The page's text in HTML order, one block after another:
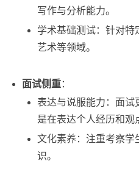
写作与分析能力。
学术基础测试：针对特
艺术等领域。
面试侧重：
表达与说服能力：面试
是在表达个人经历和观
文化素养：注重考察学
识。